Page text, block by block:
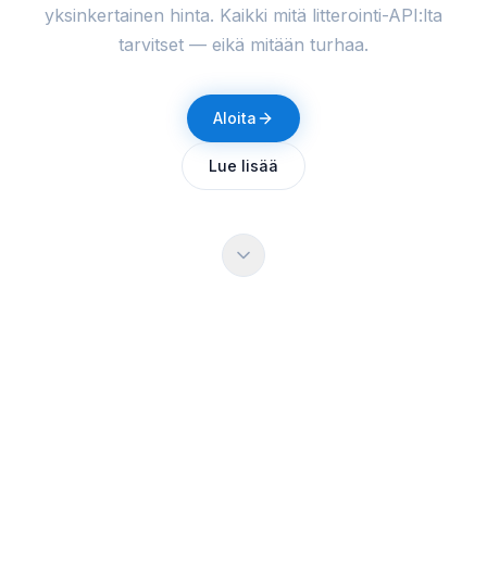
yksinkertainen hinta. Kaikki mitä litterointi-API:lta
tarvitset — eikä mitään turhaa.
Aloita
Lue lisää